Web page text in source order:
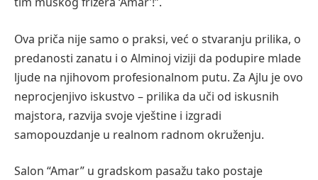
Ova priča nije samo o praksi, već o stvaranju prilika, o
predanosti zanatu i o Alminoj viziji da podupire mlade
ljude na njihovom profesionalnom putu. Za Ajlu je ovo
neprocjenjivo iskustvo – prilika da uči od iskusnih
majstora, razvija svoje vještine i izgradi
samopouzdanje u realnom radnom okruženju.
Salon “Amar” u gradskom pasažu tako postaje